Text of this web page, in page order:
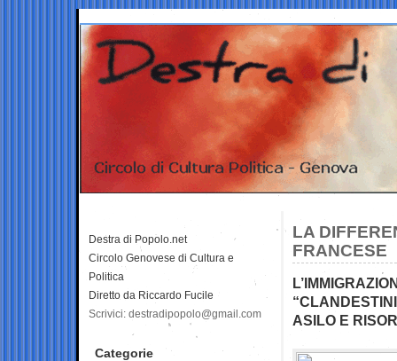
LA
FRANCESE
ASILO E
Destra di Popolo.net
Circolo Genovese di Cultura e
Politica
Diretto da Riccardo Fucile
Scrivici: destradipopolo@gmail.com
Categorie